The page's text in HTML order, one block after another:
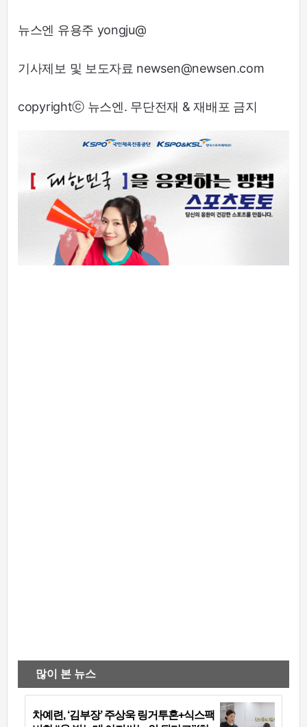
뉴스엔 유용주 yongju@
기사제보 및 보도자료 newsen@newsen.com
copyrightⓒ 뉴스엔. 무단전재 & 재배포 금지
많이 본 뉴스
차예련, ‘김부장’ 주상욱 링거투혼+식스팩